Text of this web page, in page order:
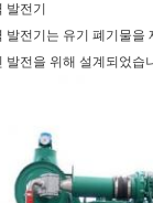
발전기
발전기는 유기 폐기물
발전을 위해 설계되었습